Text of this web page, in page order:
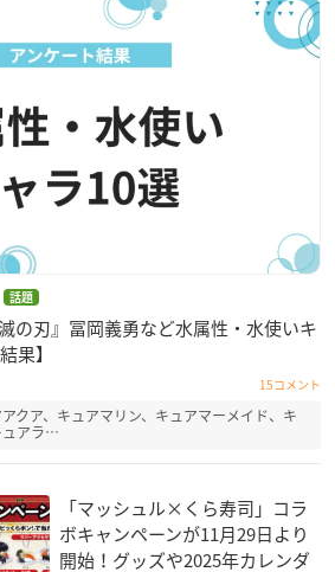
話題
の刃』冨岡義勇など水属性・水使いキ
果】
15コメント
クア、キュアマリン、キュアマーメイド、キ
ュアラ…
「マッシュル×くら寿司」コラ
ボキャンペーンが11月29日より
開始！グッズや2025年カレンダ